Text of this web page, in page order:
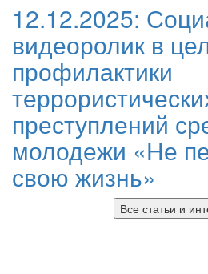
12.12.2025:
видеоролик в
профилактики
преступлений
молодежи «Не
свою жизнь»
Все статьи и